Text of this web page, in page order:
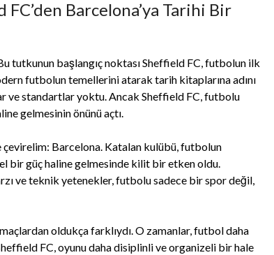
Barcelona’ya Tarihi Bir
tutkunun başlangıç noktası Sheffield FC, futbolun ilk
futbolun temellerini atarak tarih kitaplarına adını
ve standartlar yoktu. Ancak Sheffield FC, futbolu
gelmesinin önünü açtı.
Barcelona. Katalan kulübü, futbolun
bir güç haline gelmesinde kilit bir etken oldu.
ve teknik yetenekler, futbolu sadece bir spor değil,
oldukça farklıydı. O zamanlar, futbol daha
FC, oyunu daha disiplinli ve organizeli bir hale